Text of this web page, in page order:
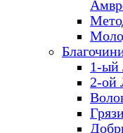
1-ый
2-ой